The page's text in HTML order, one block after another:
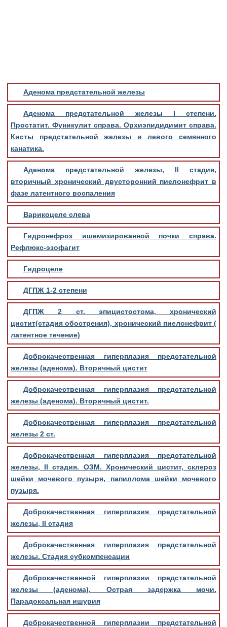
Добавить материал
Аденома предстательной железы
Аденома предстательной железы I степени.
Простатит. Фуникулит справа. Орхиэпидидимит справа.
Кисты предстательной железы и левого семянного
канатика.
Аденома предстательной железы, II стадия,
вторичный хронический двусторонний пиелонефрит в
фазе латентного воспаления
Варикоцеле слева
Гидронефроз ишемизированной почки справа.
Рефлюкс-эзофагит
Гидроцеле
ДГПЖ 1-2 степени
ДГПЖ 2 ст. эпицистостома, хронический
цистит(стадия обострения), хронический пиелонефрит (
латентное течение)
Доброкачественная гиперплазия предстательной
железы (аденома). Вторичный цистит
Доброкачественная гиперплазия предстательной
железы (аденома). Вторичный цистит.
Доброкачественная гиперплазия предстательной
железы 2 ст.
Доброкачественная гиперплазия предстательной
железы, II стадия. ОЗМ. Хронический цистит, склероз
шейки мочевого пузыря, папиллома шейки мочевого
пузыря.
Доброкачественная гиперплазия предстательной
железы, II стадия
Доброкачественная гиперплазия предстательной
железы. Стадия субкомпенсации
Доброкачественной гиперплазии предстательной
железы (аденома). Острая задержка мочи.
Парадоксальная ишурия
Доброкачественной гиперплазии предстательной